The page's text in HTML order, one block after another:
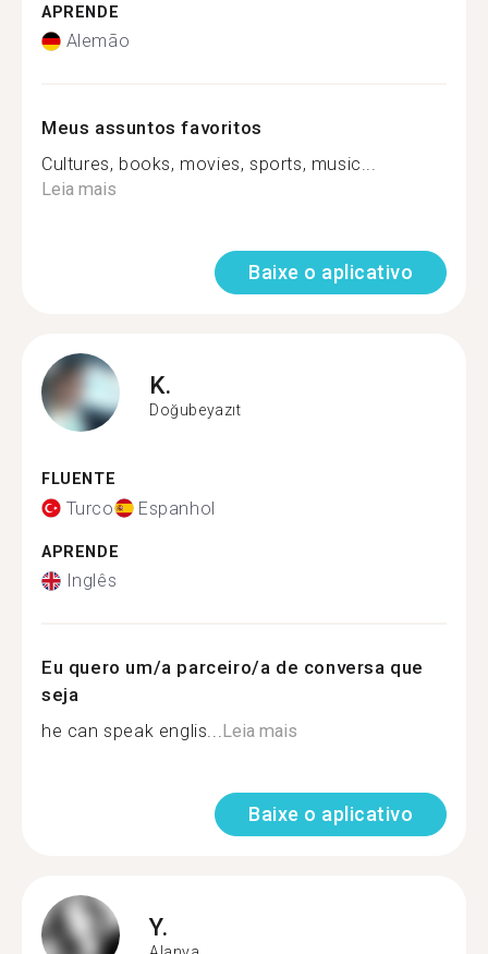
APRENDE
Alemão
Meus assuntos favoritos
Cultures, books, movies, sports, music...
Leia mais
Baixe o aplicativo
K.
Doğubeyazıt
FLUENTE
Turco Espanhol
APRENDE
Inglês
Eu quero um/a parceiro/a de conversa que
seja
he can speak englis...Leia mais
Baixe o aplicativo
Y.